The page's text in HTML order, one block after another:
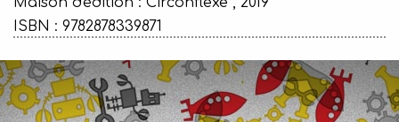
ISBN : 9782878339871